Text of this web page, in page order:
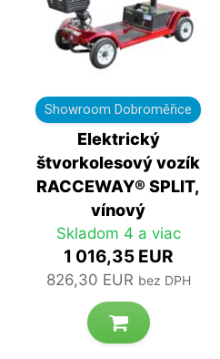
Showroom Dobroměřice
Elektrický
štvorkolesový vozík
RACCEWAY® SPLIT,
vínový
Skladom 4 a viac
1 016,35 EUR
826,30 EUR bez DPH